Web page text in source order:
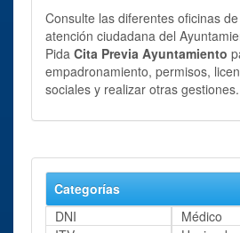
Consulte las diferentes oficinas
atención ciudadana del
Pida Cita Previa Ayuntamiento
empadronamiento, permisos,
sociales y realizar otras gestiones.
Categorías
DNI
Médico